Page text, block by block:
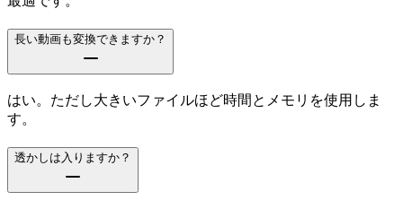
長い動画も変換できますか？
はい。ただし大きいファイルほど時間とメモリを使用しま
す。
透かしは入りますか？